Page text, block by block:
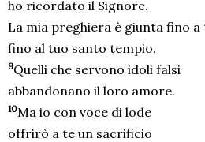
ho ricordato il Signore.
La mia preghiera è giunta fino a
fino al tuo santo tempio.
9Quelli che servono idoli falsi
abbandonano il loro amore.
10Ma io con voce di lode
offrirò a te un sacrificio